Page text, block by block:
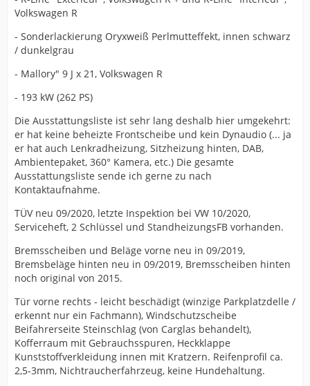
Volkswagen R
- Sonderlackierung Oryxweiß Perlmutteffekt, innen schwarz
/ dunkelgrau
- Mallory" 9 J x 21, Volkswagen R
- 193 kW (262 PS)
Die Ausstattungsliste ist sehr lang deshalb hier umgekehrt:
er hat keine beheizte Frontscheibe und kein Dynaudio (... ja
er hat auch Lenkradheizung, Sitzheizung hinten, DAB,
Ambientepaket, 360° Kamera, etc.) Die gesamte
Ausstattungsliste sende ich gerne zu nach
Kontaktaufnahme.
TÜV neu 09/2020, letzte Inspektion bei VW 10/2020,
Serviceheft, 2 Schlüssel und StandheizungsFB vorhanden.
Bremsscheiben und Beläge vorne neu in 09/2019,
Bremsbeläge hinten neu in 09/2019, Bremsscheiben hinten
noch original von 2015.
Tür vorne rechts - leicht beschädigt (winzige Parkplatzdelle /
erkennt nur ein Fachmann), Windschutzscheibe
Beifahrerseite Steinschlag (von Carglas behandelt),
Kofferraum mit Gebrauchsspuren, Heckklappe
Kunststoffverkleidung innen mit Kratzern. Reifenprofil ca.
2,5-3mm, Nichtraucherfahrzeug, keine Hundehaltung.